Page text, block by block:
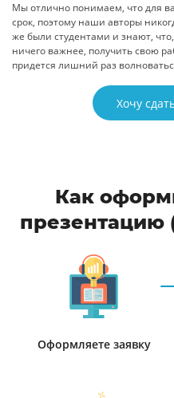
Мы отлично понимаем, что для
срок, поэтому наши авторы
же были студентами и знают,
ничего важнее, получить свою
придется лишний раз
Хочу
Как
презентацию
Оформляете заявку